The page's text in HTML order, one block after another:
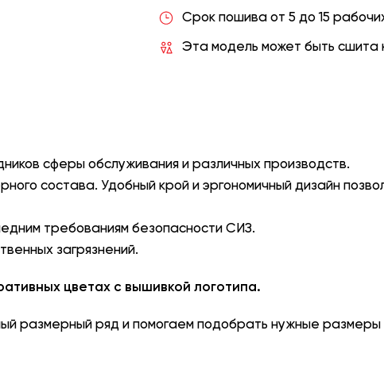
Срок пошива от 5 до 15
Эта модель может быть сшита
сферы обслуживания и различных производств.
состава. Удобный крой и эргономичный дизайн
требованиям безопасности СИЗ.
загрязнений.
цветах с вышивкой логотипа.
размерный ряд и помогаем подобрать нужные размеры